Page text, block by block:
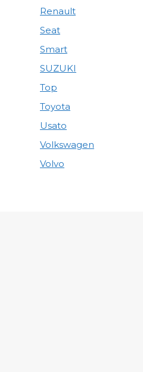
Renault
Seat
Smart
SUZUKI
Top
Toyota
Usato
Volkswagen
Volvo